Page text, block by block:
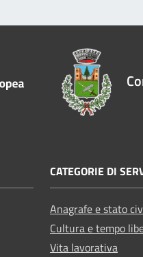
CATEGORIE DI
Anagrafe e stato
Cultura e tempo
Vita lavorativa